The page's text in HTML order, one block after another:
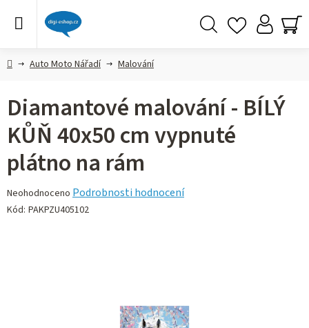
DomůAuto Moto Nářadí Malování
Diamantové malování - BÍLÝ
KŮŇ 40x50 cm vypnuté
plátno na rám
Průměrné
hodnocení
Neohodnoceno Podrobnosti hodnocení
Kód: PAKPZU405102